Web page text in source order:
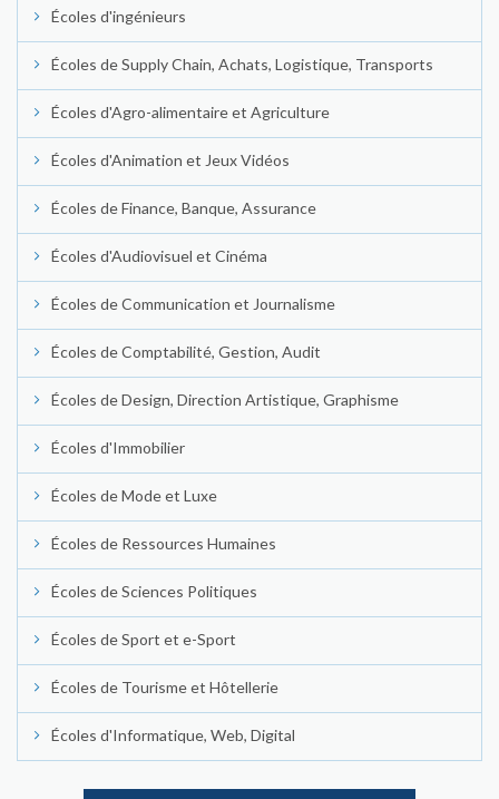
Écoles d'ingénieurs
Écoles de Supply Chain, Achats, Logistique, Transports
Écoles d'Agro-alimentaire et Agriculture
Écoles d'Animation et Jeux Vidéos
Écoles de Finance, Banque, Assurance
Écoles d'Audiovisuel et Cinéma
Écoles de Communication et Journalisme
Écoles de Comptabilité, Gestion, Audit
Écoles de Design, Direction Artistique, Graphisme
Écoles d'Immobilier
Écoles de Mode et Luxe
Écoles de Ressources Humaines
Écoles de Sciences Politiques
Écoles de Sport et e-Sport
Écoles de Tourisme et Hôtellerie
Écoles d'Informatique, Web, Digital